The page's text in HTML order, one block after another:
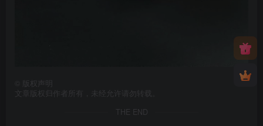
版权声明
文章版权归作者所有，未经允许请勿转载。
THE END